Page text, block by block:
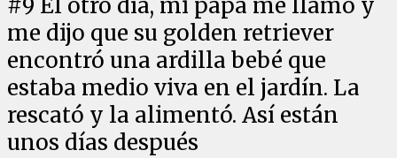
#9 El otro día, mi papá me llamó y
me dijo que su golden retriever
encontró una ardilla bebé que
estaba medio viva en el jardín. La
rescató y la alimentó. Así están
unos días después